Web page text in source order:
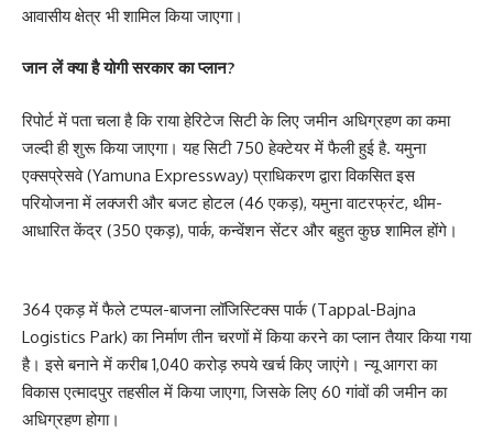
आवासीय क्षेत्र भी शामिल किया जाएगा।
जान लें क्या है योगी सरकार का प्लान?
रिपोर्ट में पता चला है कि राया हेरिटेज सिटी के लिए जमीन अधिग्रहण का कमा
जल्दी ही शुरू किया जाएगा। यह सिटी 750 हेक्टेयर में फैली हुई है. यमुना
एक्सप्रेसवे (Yamuna Expressway) प्राधिकरण द्वारा विकसित इस
परियोजना में लक्जरी और बजट होटल (46 एकड़), यमुना वाटरफ्रंट, थीम-
आधारित केंद्र (350 एकड़), पार्क, कन्वेंशन सेंटर और बहुत कुछ शामिल होंगे।
364 एकड़ में फैले टप्पल-बाजना लॉजिस्टिक्स पार्क (Tappal-Bajna
Logistics Park) का निर्माण तीन चरणों में किया करने का प्लान तैयार किया गया
है। इसे बनाने में करीब 1,040 करोड़ रुपये खर्च किए जाएंगे। न्यू आगरा का
विकास एत्मादपुर तहसील में किया जाएगा, जिसके लिए 60 गांवों की जमीन का
अधिग्रहण होगा।